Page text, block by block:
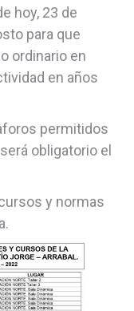
hoy, 23 de
para que
ordinario en
en años
permitidos
obligatorio el
y normas